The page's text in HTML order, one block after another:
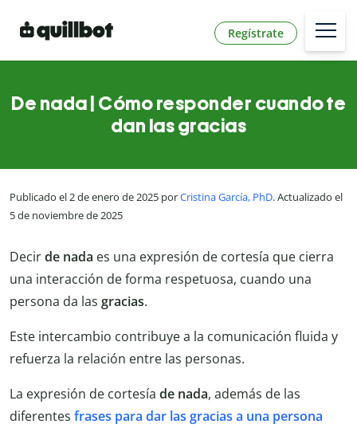
Regístrate
De nada | Cómo responder cuando te
dan las gracias
Publicado el 2 de enero de 2025 porCristina García, PhD. Actualizado el
5 de noviembre de 2025
Decirde nada es una expresión de cortesía que cierra
una interacción de forma respetuosa, cuando una
persona da las gracias.
Este intercambio contribuye a la comunicación fluida y
refuerza la relación entre las personas.
La expresión de cortesía de nada, además de las
diferentes frases para dar las gracias a una persona